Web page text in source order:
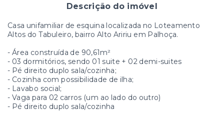
Descrição do imóvel
Casa unifamiliar de esquina localizada no Loteamento
Altos do Tabuleiro, bairro Alto Aririu em Palhoça.
- ⁠Área construída de 90,61m²
- 03 dormitórios, sendo 01 suite + 02 demi-suites
- ⁠Pé direito duplo sala/cozinha;
- ⁠Cozinha com possibilidade de ilha;
- ⁠Lavabo social;
- ⁠Vaga para 02 carros (um ao lado do outro)
- ⁠Pé direito duplo sala/cozinha